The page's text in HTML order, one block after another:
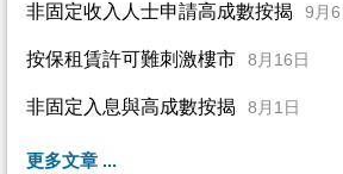
非固定收入人士申請高成數按揭 9月6
按保租賃許可難刺激樓市 8月16日
非固定入息與高成數按揭 8月1日
更多文章 ...